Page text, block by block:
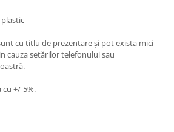
cu titlu de prezentare și pot exista mici
cauza setărilor telefonului sau
+/-5%.